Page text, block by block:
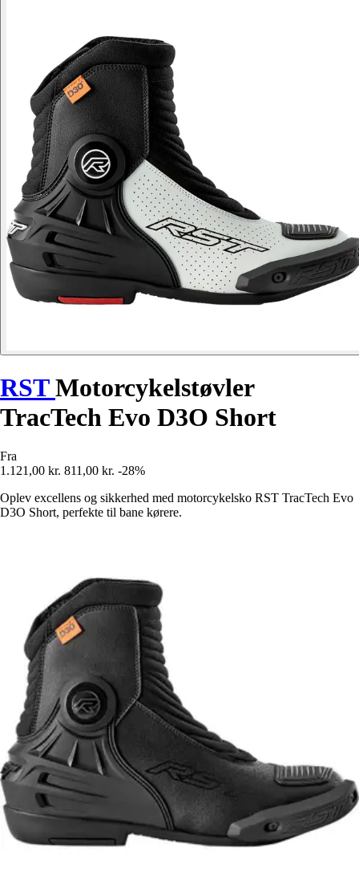
RSTMotorcykelstøvler
TracTech Evo D3O Short
Fra
1.121,00 kr. 811,00 kr. -28%
Oplev excellens og sikkerhed med motorcykelsko RST TracTech Evo
D3O Short, perfekte til bane kørere.